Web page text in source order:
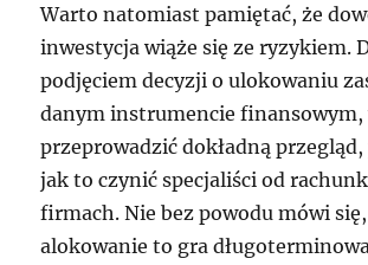
Warto natomiast pamiętać, że
inwestycja wiąże się ze ryzykiem.
podjęciem decyzji o ulokowaniu
danym instrumencie finansowym,
przeprowadzić dokładną
jak to czynić specjaliści od
firmach. Nie bez powodu mówi
alokowanie to gra